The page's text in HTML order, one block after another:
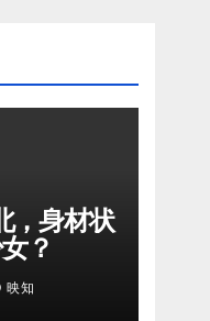
，身材状
？
映知